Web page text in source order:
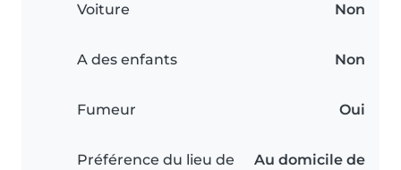
Voiture Non
A des enfants Non
Fumeur Oui
Préférence du lieu de
Au domicile de